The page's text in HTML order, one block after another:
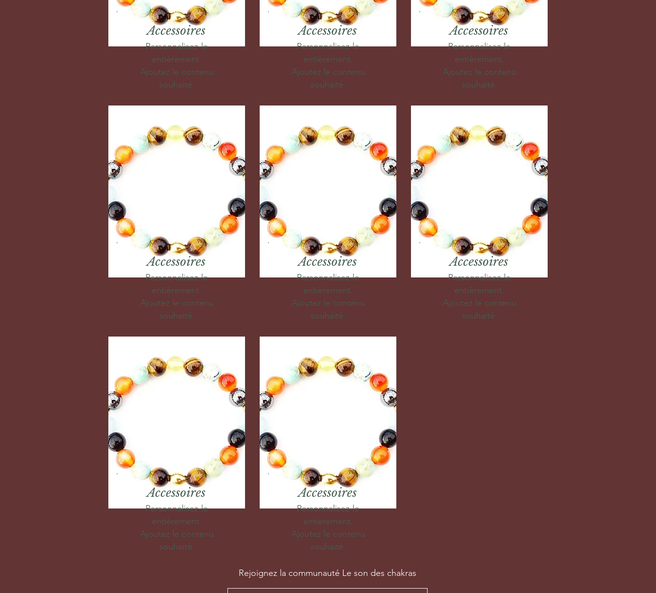
Accessoires
Personnalisez-le
entièrement.
Ajoutez le contenu
souhaité.
Accessoires
Personnalisez-le
entièrement.
Ajoutez le contenu
souhaité.
Accessoires
Personnalisez-le
entièrement.
Ajoutez le contenu
souhaité.
Accessoires
Personnalisez-le
entièrement.
Ajoutez le contenu
souhaité.
Accessoires
Personnalisez-le
entièrement.
Ajoutez le contenu
souhaité.
Accessoires
Personnalisez-le
entièrement.
Ajoutez le contenu
souhaité.
Accessoires
Personnalisez-le
entièrement.
Ajoutez le contenu
souhaité.
Accessoires
Personnalisez-le
entièrement.
Ajoutez le contenu
souhaité.
Rejoignez la communauté Le son des chakras